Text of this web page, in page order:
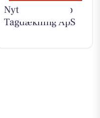
Nyt fra Møldrup
Tagdækning ApS